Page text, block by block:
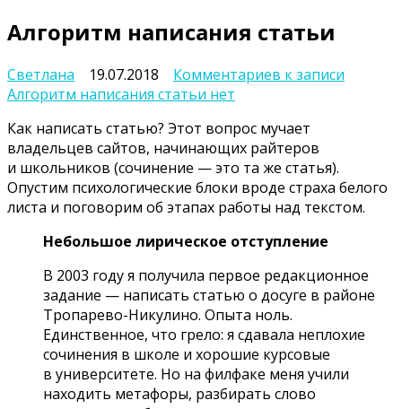
Алгоритм написания статьи
Светлана 19.07.2018 Комментариев к записи
Алгоритм написания статьи нет
Как написать статью? Этот вопрос мучает
владельцев сайтов, начинающих райтеров
и школьников (сочинение — это та же статья).
Опустим психологические блоки вроде страха белого
листа и поговорим об этапах работы над текстом.
Небольшое лирическое отступление
В 2003 году я получила первое редакционное
задание — написать статью о досуге в районе
Тропарево-Никулино. Опыта ноль.
Единственное, что грело: я сдавала неплохие
сочинения в школе и хорошие курсовые
в университете. Но на филфаке меня учили
находить метафоры, разбирать слово